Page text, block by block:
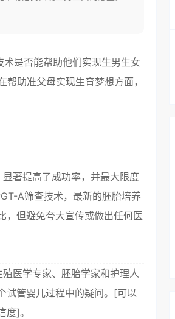
是否能帮助他们实现生男生女
助准父母实现生育梦想方面，
著提高了成功率，并最大限度
A筛查技术，最新的胚胎培养
，但避免夸大宣传或做出任何医
医学专家、胚胎学家和护理人
试管婴儿过程中的疑问。[可以
]。